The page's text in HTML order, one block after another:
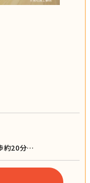
約20分